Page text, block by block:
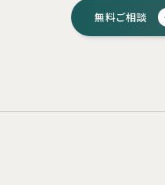
無料ご相談